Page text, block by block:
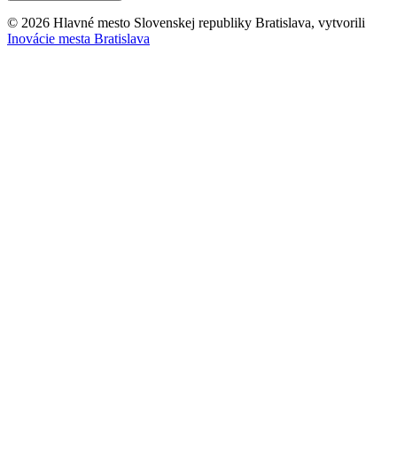
© 2026 Hlavné mesto Slovenskej republiky Bratislava, vytvorili
Inovácie mesta Bratislava